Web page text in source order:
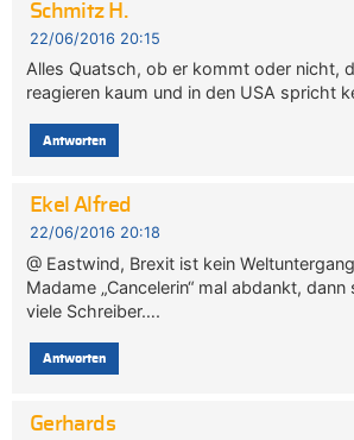
Schmitz H.
22/06/2016 20:15
Alles Quatsch, ob er kommt oder nicht,
reagieren kaum und in den USA spricht
Antworten
Ekel Alfred
22/06/2016 20:18
@ Eastwind, Brexit ist kein
Madame „Cancelerin“ mal abdankt,
viele Schreiber….
Antworten
Gerhards